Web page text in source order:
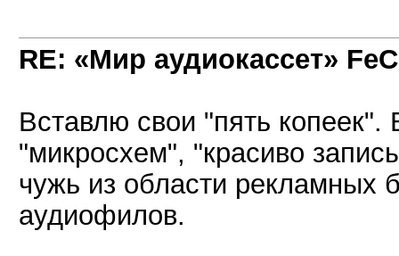
RE: «Мир аудиокассет»
Вставлю свои "пять копеек".
"микросхем", "красиво
чужь из области рекламных
аудиофилов.